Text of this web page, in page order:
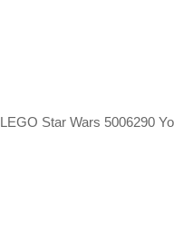
LEGO Star Wars 5006290